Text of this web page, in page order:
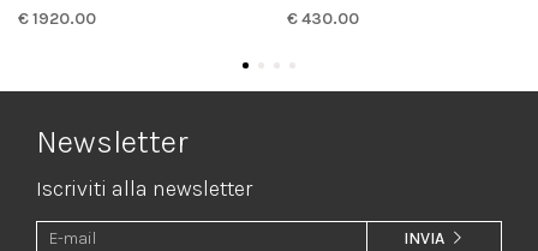
€ 1920.00
€ 430.00
Newsletter
Iscriviti alla newsletter
INVIA